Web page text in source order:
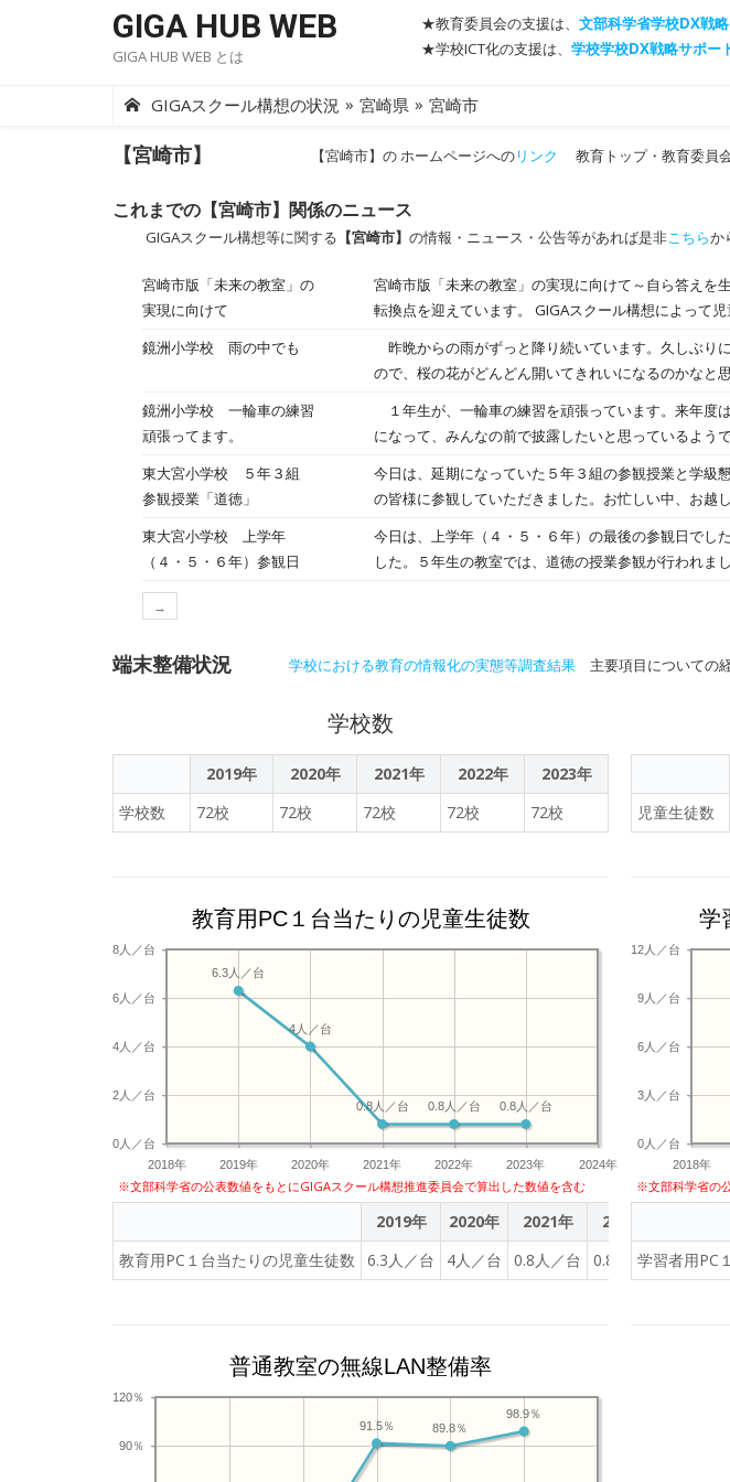
GIGA HUB WEB
GIGA HUB WEB とは
★教育委員会の支援は、 文部科学省学校DX戦
★学校ICT化の支援は、 学校学校DX戦略サポー
GIGAスクール構想の状況 » 宮崎県 » 宮崎市
【宮崎市】 【宮崎市】の ホームページへのリンク 教育トップ・教育委員
これまでの【宮崎市】関係のニュース
GIGAスクール構想等に関する 【宮崎市】 の情報・ニュース・公告等があれば是非こちらか
宮崎市版「未来の教室」の
実現に向けて
宮崎市版「未来の教室」の実現に向けて～自ら答えを生み出す力を育てる
転換点を迎えています。 GIGAスクール構想によって
して、子ども達の「新しい答えを生み出す力」を育
要となってきました。 そこで本市では、Society5.0 時
り拓いていく力を育む宮崎市版「未来の教室」の実
主体的・創造的な学びを推進しています。 ※GIGAス
的に整備することで、特別な支援を必要とする子ども
適化され、資質・能力が一層確実に育成できる教育
ストミックスを図ることにより、教師・児童生徒の
へ』）
鏡洲小学校 雨の中でも
昨晩からの雨がずっと降り続いています。久しぶり
ので、桜の花がどんどん開いてきれいになるのかなと
と、明日が修了式なので、お楽しみ会をしている学級
鏡洲小学校 一輪車の練習
頑張ってます。
１年生が、一輪車の練習を頑張っています。来年度
になって、みんなの前で披露したいと思っているよう
東大宮小学校 ５年３組
参観授業「道徳」
今日は、延期になっていた５年３組の参観授業と学級
の皆様に参観していただきました。お忙しい中、お越しいただきありが
ってきました。しっかりと一年間を締めくくって、来
東大宮小学校 上学年
（４・５・６年）参観日
今日は、上学年（４・５・６年）の最後の参観日でした。 ４年生の教室では、１・３組が算数、２組が社会の授業参
した。５年生の教室では、道徳の授業参観が行われま
→
端末整備状況 学校における教育の情報化の実態等調査結果 主要項目についての
学校数
2019年 2020年 2021年 2022年
2023年
学校数
72校 72校 72校 72校 72校
児童生徒数
教育用PC１台当たりの児童生徒数
2018年 2019年 2020年 2021年 2022年 2023年 2024年
0人／台
2人／台
4人／台
6人／台
8人／台
0.8人／台
0.8人／台
0.8人／台
4人／台
6.3人／台
※文部科学省の公表数値をもとにGIGAスクール構想推進委員会で算出した数値を含む
2019年 2020年 2021年 2022年
教育用PC１台当たりの児童生徒数
6.3人／台 4人／台 0.8人／台 0.8人／台 0.8人／
学
2018年
0人／台
3人／台
6人／台
9人／台
12人／台
※文部科学省の
学習者用PC
普通教室の無線LAN整備率
90％
120％
98.9％
89.8％
91.5％